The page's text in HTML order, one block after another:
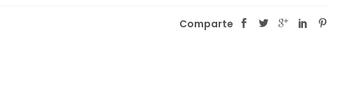
Comparte